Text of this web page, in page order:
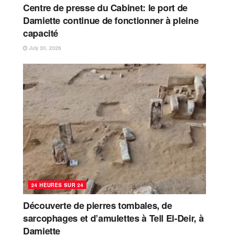
Centre de presse du Cabinet: le port de
Damiette continue de fonctionner à pleine
capacité
July 30, 2026
24 HEURES SUR 24
Découverte de pierres tombales, de
sarcophages et d’amulettes à Tell El-Deir, à
Damiette